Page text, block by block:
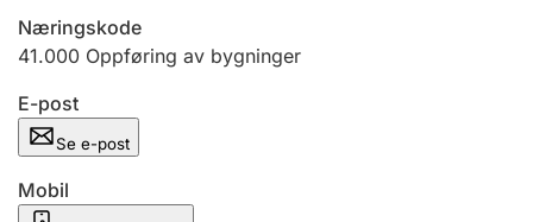
Offentlig sektor
Andre tema
Næringskode
41.000 Oppføring av bygninger
E-post
Se e-post
Mobil